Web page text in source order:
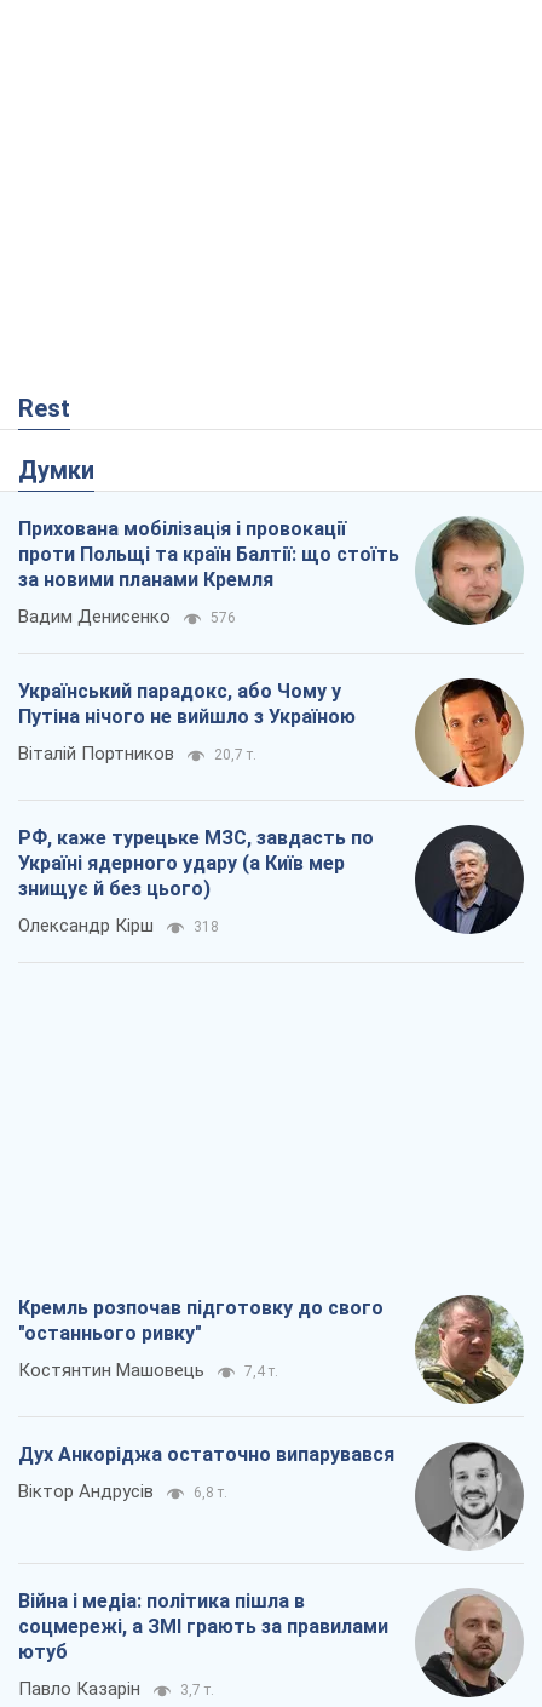
Rest
Думки
Прихована мобілізація і провокації
проти Польщі та країн Балтії: що стоїть
за новими планами Кремля
Вадим Денисенко 576
Український парадокс, або Чому у
Путіна нічого не вийшло з Україною
Віталій Портников 20,7 т.
РФ, каже турецьке МЗС, завдасть по
Україні ядерного удару (а Київ мер
знищує й без цього)
Олександр Кірш 318
Кремль розпочав підготовку до свого
"останнього ривку"
Костянтин Машовець 7,4 т.
Дух Анкоріджа остаточно випарувався
Віктор Андрусів 6,8 т.
Війна і медіа: політика пішла в
соцмережі, а ЗМІ грають за правилами
ютуб
Павло Казарін 3,7 т.